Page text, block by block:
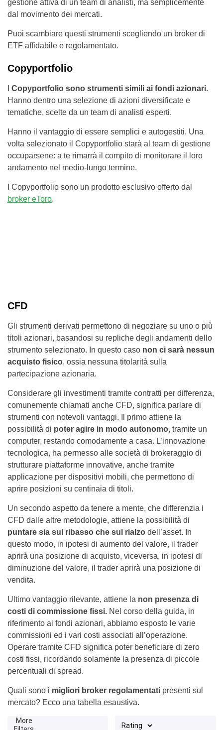
gestione attiva di un team di analisti, ma semplicemente
dal movimento dei mercati.
Puoi scambiare questi strumenti scegliendo un broker di
ETF affidabile e regolamentato.
Copyportfolio
Copyportfolio sono strumenti simili ai fondi azionari.
Hanno dentro una selezione di azioni diversificate e
tematiche, scelte da un team di analisti esperti.
Hanno il vantaggio di essere semplici e autogestiti. Una
volta selezionato il Copyportfolio starà al team di gestione
occuparsene: a te rimarrà il compito di monitorare il loro
andamento nel medio-lungo termine.
I Copyportfolio sono un prodotto esclusivo offerto dal
broker eToro.
CFD
Gli strumenti derivati permettono di negoziare su uno o più
titoli azionari, basandosi su repliche degli andamenti dello
strumento selezionato. In questo caso non ci sarà nessun
acquisto fisico, ossia nessuna titolarità sulla
partecipazione azionaria.
Considerare gli investimenti tramite contratti per differenza,
comunemente chiamati anche CFD, significa parlare di
strumenti con notevoli vantaggi. Il primo attiene la
possibilità di poter agire in modo autonomo, tramite un
computer, restando comodamente a casa. L’innovazione
tecnologica, ha permesso alle società di brokeraggio di
strutturare piattaforme innovative, anche tramite
applicazione per dispositivi mobili, che permettono di
aprire posizioni su centinaia di titoli.
Un secondo aspetto da tenere a mente, che differenzia i
CFD dalle altre metodologie, attiene la possibilità di
puntare sia sul ribasso che sul rialzo dell’asset. In
questo modo, in ipotesi di aumento del valore, il trader
aprirà una posizione di acquisto, viceversa, in ipotesi di
diminuzione del valore, il trader aprirà una posizione di
vendita.
Ultimo vantaggio rilevante, attiene la non presenza di
costi di commissione fissi. Nel corso della guida, in
riferimento ai fondi azionari, abbiamo esposto le varie
commissioni ed i vari costi associati all’operazione.
Operare tramite CFD significa poter beneficiare di zero
costi fissi, ricordando solamente la presenza di piccole
percentuali di spread.
Quali sono i migliori broker regolamentati presenti sul
mercato? Ecco una tabella esaustiva.
More